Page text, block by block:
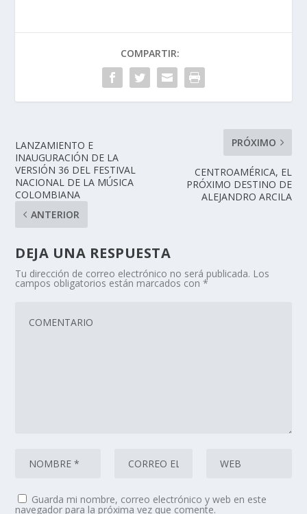
COMPARTIR:
LANZAMIENTO E
INAUGURACIÓN DE LA
VERSIÓN 36 DEL FESTIVAL
NACIONAL DE LA MÚSICA
COLOMBIANA
ANTERIOR
PRÓXIMO
CENTROAMÉRICA, EL
PRÓXIMO DESTINO DE
ALEJANDRO ARCILA
DEJA UNA RESPUESTA
Tu dirección de correo electrónico no será publicada. Los
campos obligatorios están marcados con*
Guarda mi nombre, correo electrónico y web en este
navegador para la próxima vez que comente.